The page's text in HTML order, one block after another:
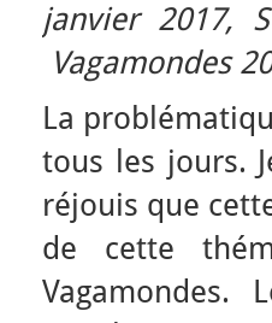
janvier 2017,
Vagamondes
La
tous les jours.
réjouis que
de cette
Vagamondes.